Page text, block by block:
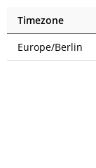
Timezone
Europe/Berlin